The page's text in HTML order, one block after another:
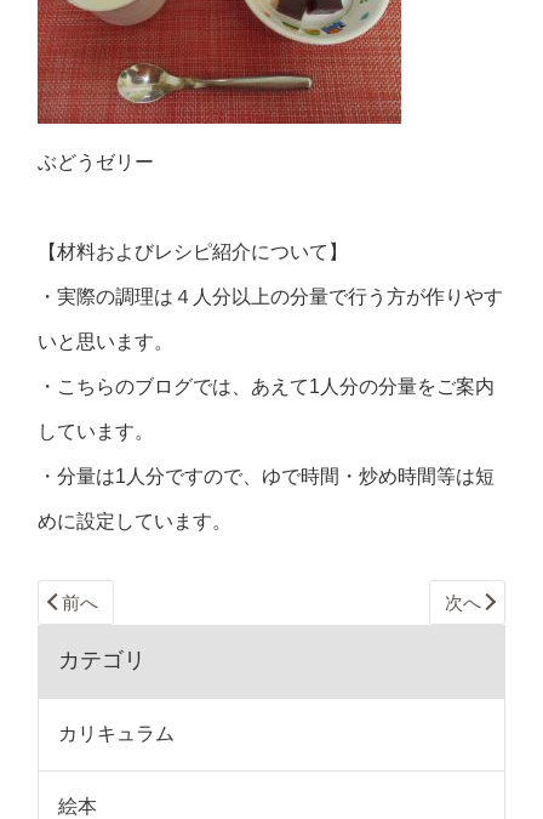
ぶどうゼリー
【材料およびレシピ紹介について】
・実際の調理は４人分以上の分量で行う方が作りやす
いと思います。
・こちらのブログでは、あえて1人分の分量をご案内
しています。
・分量は1人分ですので、ゆで時間・炒め時間等は短
めに設定しています。
前へ 次へ
カテゴリ
カリキュラム
絵本